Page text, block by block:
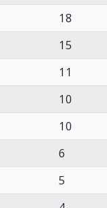
18
15
11
10
10
6
5